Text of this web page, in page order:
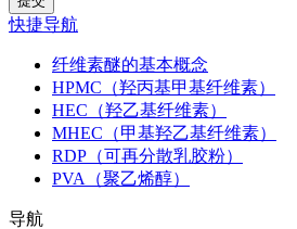
快捷导航
纤维素醚的基本概念
HPMC（羟丙基甲基纤维素）
HEC（羟乙基纤维素）
MHEC（甲基羟乙基纤维素）
RDP（可再分散乳胶粉）
PVA（聚乙烯醇）
导航